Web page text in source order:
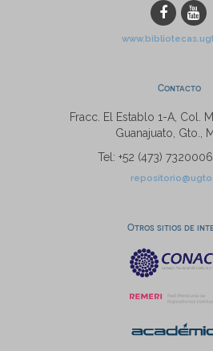
Contacto
Fracc. El Establo 1-A, Col.
Guanajuato, Gto.,
Tel: +52 (473)
Otros sitios de